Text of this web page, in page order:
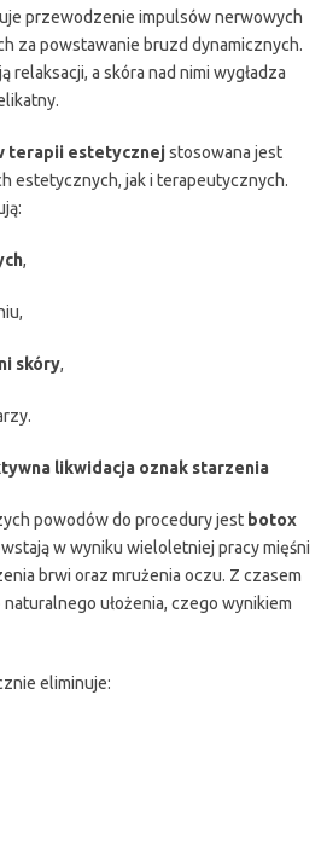
przewodzenie impulsów nerwowych
za powstawanie bruzd dynamicznych.
relaksacji, a skóra nad nimi wygładza
terapii estetycznejstosowana jest
estetycznych, jak i terapeutycznych.
,
skóry,
likwidacja oznak starzenia
powodów do procedury jest botox
w wyniku wieloletniej pracy mięśni
brwi oraz mrużenia oczu. Z czasem
ułożenia, czego wynikiem
eliminuje: